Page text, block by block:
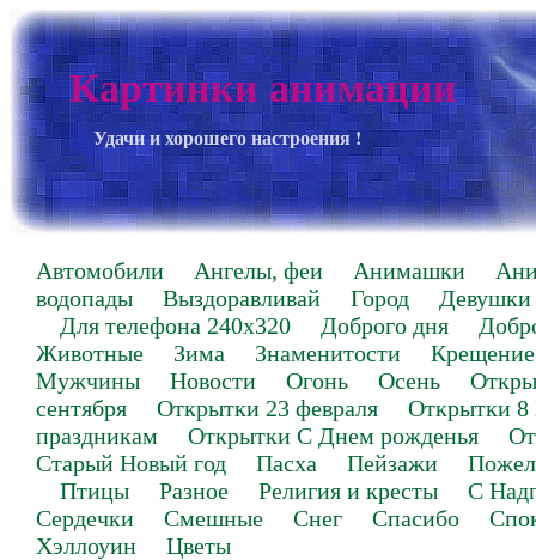
Картинки анимации
Удачи и хорошего настроения !
Автомобили Ангелы, феи Анимашки
водопады
Выздоравливай Город
Девушки
Для телефона 240х320
Доброго дня
Животные
Зима Знаменитости
Крещение
Мужчины
Новости Огонь Осень
сентября
Открытки 23 февраля
Открытки 8
праздникам
Открытки С Днем рожденья
Старый Новый год
Пасха Пейзажи
Птицы
Разное Религия и кресты
С
Сердечки
Смешные Снег Спасибо
Хэллоуин
Цветы